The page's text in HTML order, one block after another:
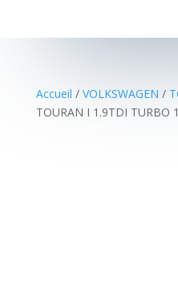
Accueil / VOLKSWAGEN /
TOURAN I 1.9TDI TURBO